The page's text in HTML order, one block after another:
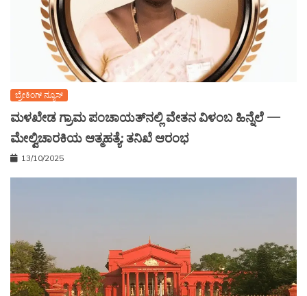
ಬ್ರೇಕಿಂಗ್ ನ್ಯೂಸ್
ಮಳಖೇಡ ಗ್ರಾಮ ಪಂಚಾಯತ್‌ನಲ್ಲಿ ವೇತನ ವಿಳಂಬ ಹಿನ್ನೆಲೆ —
ಮೇಲ್ವಿಚಾರಕಿಯ ಆತ್ಮಹತ್ಯೆ: ತನಿಖೆ ಆರಂಭ
13/10/2025